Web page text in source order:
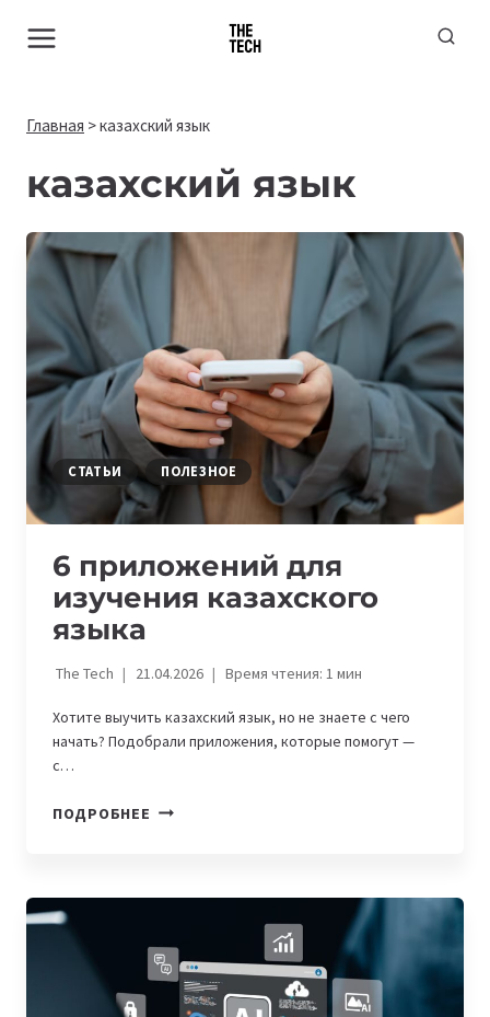
Главная >казахский язык
казахский язык
СТАТЬИ ПОЛЕЗНОЕ
6 приложений для
изучения казахского
языка
The Tech 21.04.2026 Время чтения: 1мин
Хотите выучить казахский язык, но не знаете с чего
начать? Подобрали приложения, которые помогут —
с…
ПОДРОБНЕЕ 6